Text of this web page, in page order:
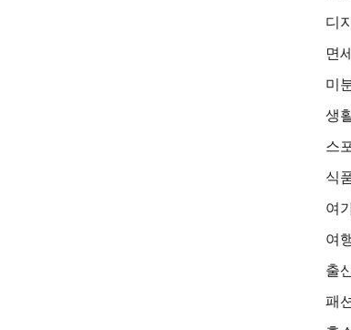
디
면
미
생
스
식
여
여
출
패